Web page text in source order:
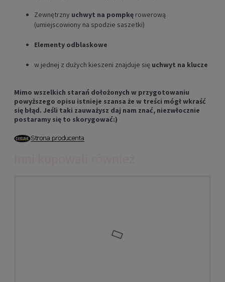
Zewnętrzny uchwyt na pompkę rowerową
(umiejscowiony na spodzie saszetki)
Elementy odblaskowe
w jednej z dużych kieszeni znajduje się uchwyt na klucze
Mimo wszelkich starań dołożonych w przygotowaniu
powyższego opisu istnieje szansa że w treści mógł wkraść
się błąd. Jeśli taki zauważysz daj nam znać, niezwłocznie
postaramy się to skorygować:)